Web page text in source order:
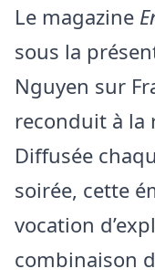
Le magazine
sous la
Nguyen sur
reconduit à la
Diffusée
soirée, cette
vocation
combinaison